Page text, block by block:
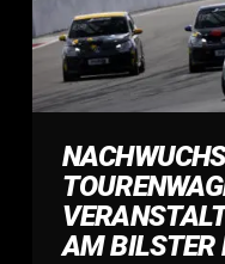
AM BILSTER